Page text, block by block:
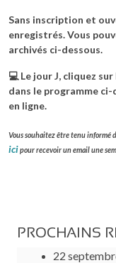
Sans inscription et
enregistrés. Vous
archivés ci-dessous.
💻 Le jour J, cliquez
dans le programme
en ligne.
Vous souhaitez être tenu informé
icipour recevoir un email une
PROCHAINS
22